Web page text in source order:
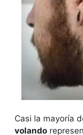
Casi la mayoría
volando